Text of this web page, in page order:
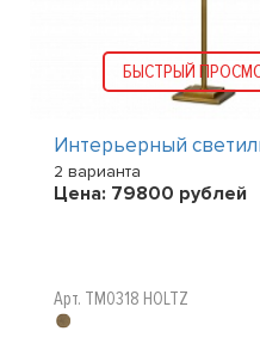
БЫСТРЫЙ
Интерьерный
2 варианта
Цена: 79800 рублей
Арт. TM0318 HOLTZ